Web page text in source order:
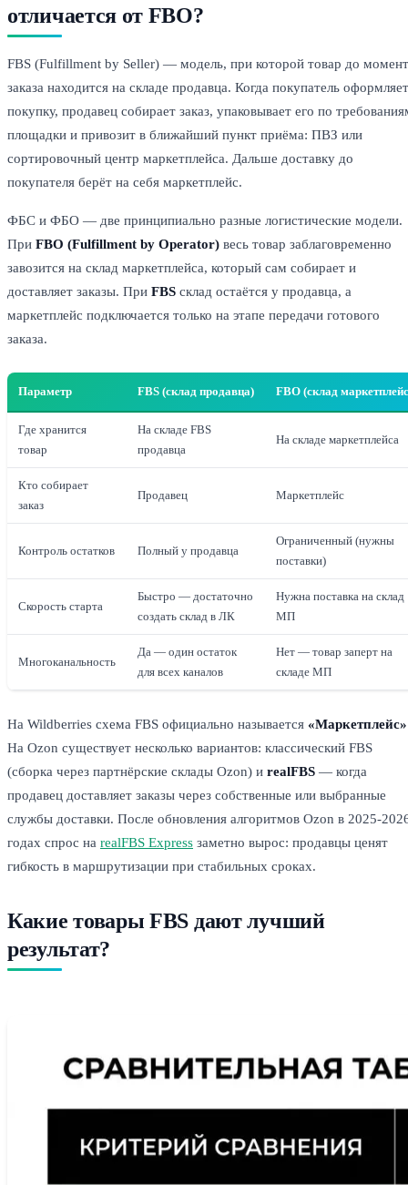
отличается от FBO?
FBS (Fulfillment by Seller) — модель, при которой товар до
заказа находится на складе продавца. Когда покупатель оформляет
покупку, продавец собирает заказ, упаковывает его по
площадки и привозит в ближайший пункт приёма: ПВЗ или
сортировочный центр маркетплейса. Дальше доставку до
покупателя берёт на себя маркетплейс.
ФБС и ФБО — две принципиально разные логистические модели.
При FBO (Fulfillment by Operator) весь товар заблаговременно
завозится на склад маркетплейса, который сам собирает и
доставляет заказы. При FBS склад остаётся у продавца, а
маркетплейс подключается только на этапе передачи готового
заказа.
Параметр FBS (склад продавца) FBO (склад
Где хранится
товар
На складе FBS
продавца
На складе маркетплейса
Кто собирает
заказ
Продавец Маркетплейс
Контроль остатков Полный у продавца
Ограниченный (нужны
поставки)
Скорость старта
Быстро — достаточно
создать склад в ЛК
Нужна поставка на склад
МП
Многоканальность
Да — один остаток
для всех каналов
Нет — товар заперт на
складе МП
На Wildberries схема FBS официально называется «Маркетплейс»
На Ozon существует несколько вариантов: классический FBS
(сборка через партнёрские склады Ozon) и realFBS — когда
продавец доставляет заказы через собственные или выбранные
службы доставки. После обновления алгоритмов Ozon в 2025-
годах спрос на realFBS Express заметно вырос: продавцы ценят
гибкость в маршрутизации при стабильных сроках.
Какие товары FBS дают лучший
результат?